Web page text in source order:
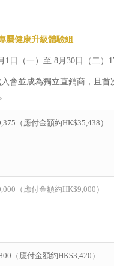
屬健康升級體驗組
日（一）至 8月30日（二）
會並成為獨立直銷商，且
（應付金額約HK$35,438）
（應付金額約HK$9,000）
（應付金額約HK$3,420）